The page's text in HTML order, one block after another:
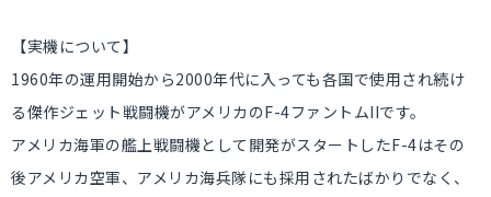
【実機について】
1960年の運用開始から2000年代に入っても各国で使用され続け
る傑作ジェット戦闘機がアメリカのF-4ファントムIIです。
アメリカ海軍の艦上戦闘機として開発がスタートしたF-4はその
後アメリカ空軍、アメリカ海兵隊にも採用されたばかりでなく、